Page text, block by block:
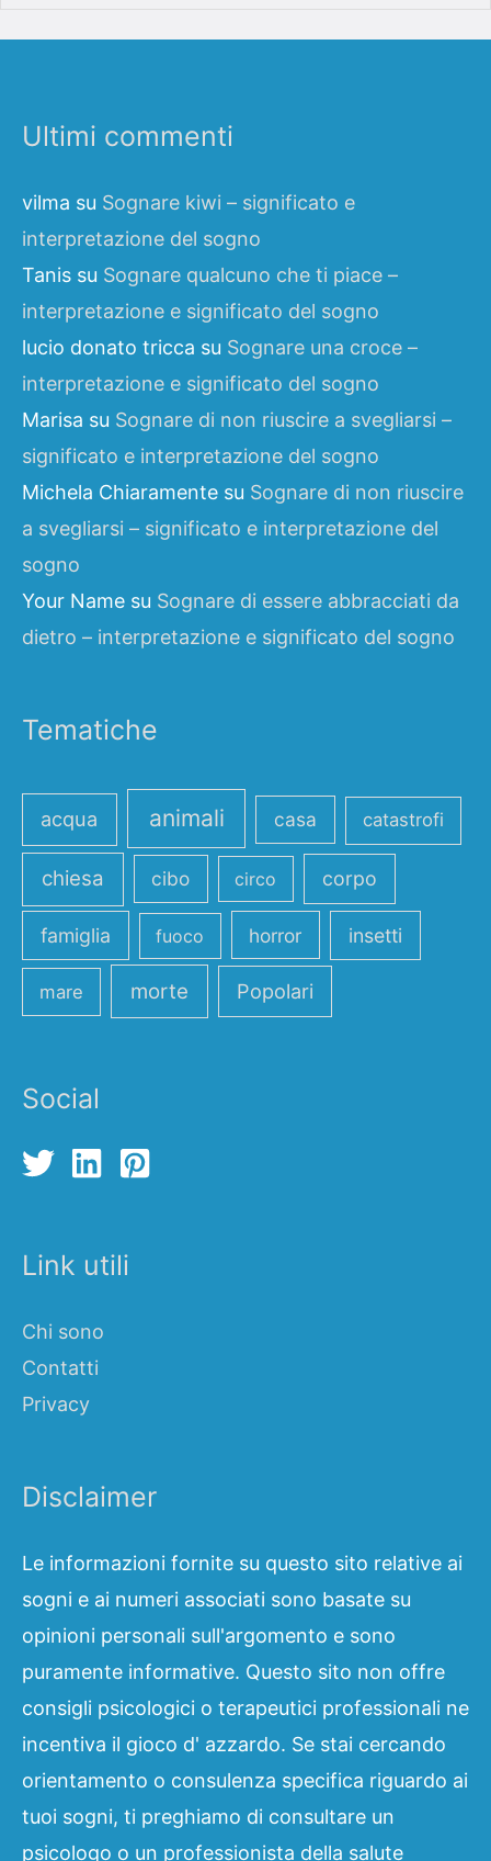
Ultimi commenti
vilma su Sognare kiwi – significato e
interpretazione del sogno
Tanis su Sognare qualcuno che ti piace –
interpretazione e significato del sogno
lucio donato tricca su Sognare una croce –
interpretazione e significato del sogno
Marisa su Sognare di non riuscire a svegliarsi –
significato e interpretazione del sogno
Michela Chiaramente su Sognare di non riuscire
a svegliarsi – significato e interpretazione del
sogno
Your Name su Sognare di essere abbracciati da
dietro – interpretazione e significato del sogno
Tematiche
acqua animali casa catastrofi
chiesa cibo circo corpo
famiglia fuoco horror insetti
mare morte Popolari
Social
Link utili
Chi sono
Contatti
Privacy
Disclaimer
Le informazioni fornite su questo sito relative ai
sogni e ai numeri associati sono basate su
opinioni personali sull'argomento e sono
puramente informative. Questo sito non offre
consigli psicologici o terapeutici professionali ne
incentiva il gioco d' azzardo. Se stai cercando
orientamento o consulenza specifica riguardo ai
tuoi sogni, ti preghiamo di consultare un
psicologo o un professionista della salute